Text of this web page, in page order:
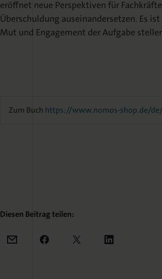
eröffnet neue Perspektiven für
Überschuldung auseinandersetzen. Es
Mut und Engagement der Aufgabe
Zum Buch https://www.nomos-shop.de/
Diesen Beitrag teilen:
Mail Facebook
X LinkedIn